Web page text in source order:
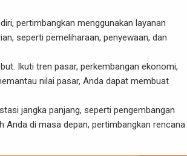
pertimbangkan menggunakan layanan
seperti pemeliharaan, penyewaan, dan
Ikuti tren pasar, perkembangan ekonomi,
nilai pasar, Anda dapat membuat
jangka panjang, seperti pengembangan
di masa depan, pertimbangkan rencana